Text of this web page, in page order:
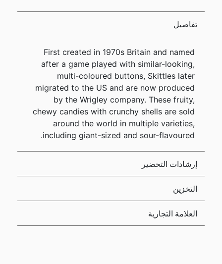
تفاصيل
First created in 1970s Britain and named
after a game played with similar-looking,
multi-coloured buttons, Skittles later
migrated to the US and are now produced
by the Wrigley company. These fruity,
chewy candies with crunchy shells are sold
around the world in multiple varieties,
including giant-sized and sour-flavoured.
إرشادات التحضير
التخزين
العلامة التجارية